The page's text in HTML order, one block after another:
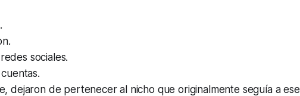
sociales.
dejaron de pertenecer al nicho que originalmente seguía a ese